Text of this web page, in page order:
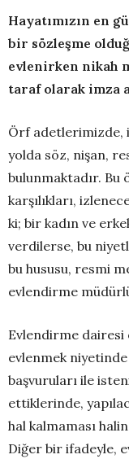
Hayatımızın en
bir sözleşme
evlenirken nikah
taraf olarak imza
Örf adetlerimizde,
yolda söz, nişan,
bulunmaktadır.
karşılıkları,
ki; bir kadın ve
verdilerse, bu
bu hususu, resmi
evlendirme
Evlendirme dairesi
evlenmek
başvuruları ile
ettiklerinde,
hal kalmaması
Diğer bir ifadeyle,